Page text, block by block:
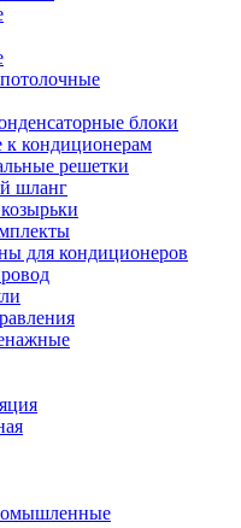
блоки
кондиционерам
решетки
шланг
для кондиционеров